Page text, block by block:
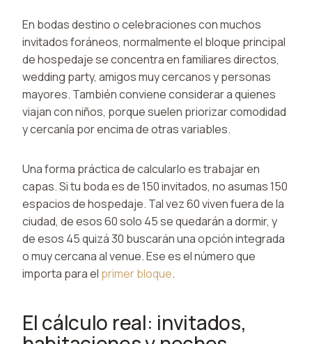
En bodas destino o celebraciones con muchos
invitados foráneos, normalmente el bloque principal
de hospedaje se concentra en familiares directos,
wedding party, amigos muy cercanos y personas
mayores. También conviene considerar a quienes
viajan con niños, porque suelen priorizar comodidad
y cercanía por encima de otras variables.
Una forma práctica de calcularlo es trabajar en
capas. Si tu boda es de 150 invitados, no asumas 150
espacios de hospedaje. Tal vez 60 viven fuera de la
ciudad, de esos 60 solo 45 se quedarán a dormir, y
de esos 45 quizá 30 buscarán una opción integrada
o muy cercana al venue. Ese es el número que
importa para el primer bloque.
El cálculo real: invitados,